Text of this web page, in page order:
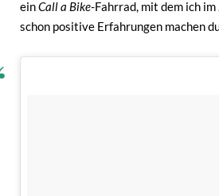
einCall a Bike-Fahrrad, mit dem ich
schon positive Erfahrungen machen